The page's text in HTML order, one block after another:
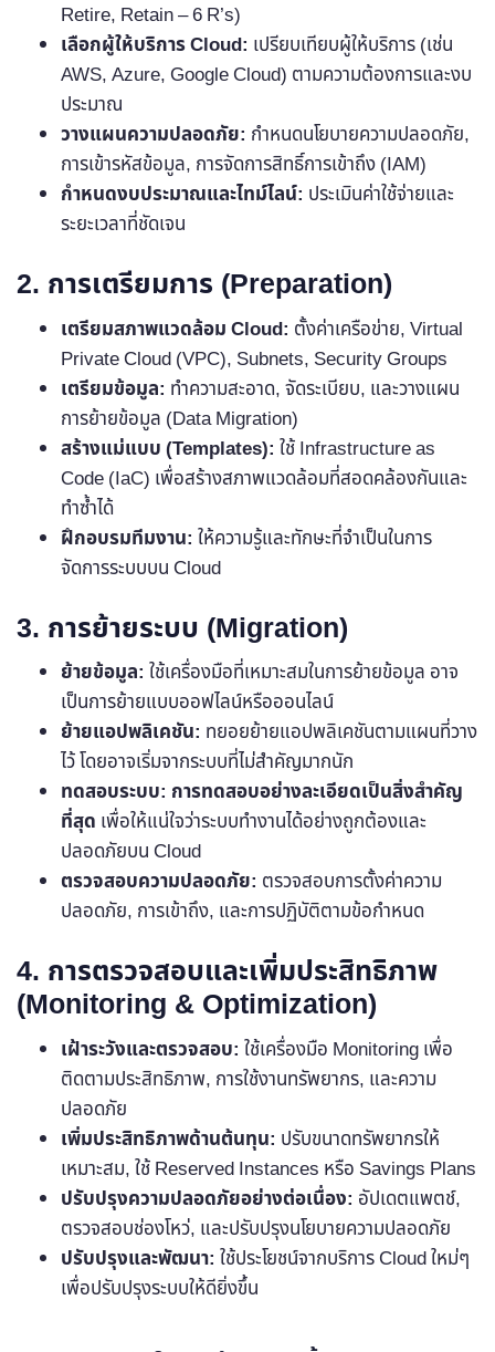
Retire, Retain – 6 R’s)
เลือกผู้ให้บริการ Cloud: เปรียบเทียบผู้ให้บริการ (เช่น
AWS, Azure, Google Cloud) ตามความต้องการและงบ
ประมาณ
วางแผนความปลอดภัย: กำหนดนโยบายความปลอดภัย,
การเข้ารหัสข้อมูล, การจัดการสิทธิ์การเข้าถึง (IAM)
กำหนดงบประมาณและไทม์ไลน์: ประเมินค่าใช้จ่ายและ
ระยะเวลาที่ชัดเจน
2. การเตรียมการ (Preparation)
เตรียมสภาพแวดล้อม Cloud: ตั้งค่าเครือข่าย, Virtual
Private Cloud (VPC), Subnets, Security Groups
เตรียมข้อมูล: ทำความสะอาด, จัดระเบียบ, และวางแผน
การย้ายข้อมูล (Data Migration)
สร้างแม่แบบ (Templates): ใช้ Infrastructure as
Code (IaC) เพื่อสร้างสภาพแวดล้อมที่สอดคล้องกันและ
ทำซ้ำได้
ฝึกอบรมทีมงาน: ให้ความรู้และทักษะที่จำเป็นในการ
จัดการระบบบน Cloud
3. การย้ายระบบ (Migration)
ย้ายข้อมูล: ใช้เครื่องมือที่เหมาะสมในการย้ายข้อมูล อาจ
เป็นการย้ายแบบออฟไลน์หรือออนไลน์
ย้ายแอปพลิเคชัน: ทยอยย้ายแอปพลิเคชันตามแผนที่วาง
ไว้ โดยอาจเริ่มจากระบบที่ไม่สำคัญมากนัก
ทดสอบระบบ: การทดสอบอย่างละเอียดเป็นสิ่งสำคัญ
ที่สุด เพื่อให้แน่ใจว่าระบบทำงานได้อย่างถูกต้องและ
ปลอดภัยบน Cloud
ตรวจสอบความปลอดภัย: ตรวจสอบการตั้งค่าความ
ปลอดภัย, การเข้าถึง, และการปฏิบัติตามข้อกำหนด
4. การตรวจสอบและเพิ่มประสิทธิภาพ
(Monitoring & Optimization)
เฝ้าระวังและตรวจสอบ: ใช้เครื่องมือ Monitoring เพื่อ
ติดตามประสิทธิภาพ, การใช้งานทรัพยากร, และความ
ปลอดภัย
เพิ่มประสิทธิภาพด้านต้นทุน: ปรับขนาดทรัพยากรให้
เหมาะสม, ใช้ Reserved Instances หรือ Savings Plans
ปรับปรุงความปลอดภัยอย่างต่อเนื่อง: อัปเดตแพตช์,
ตรวจสอบช่องโหว่, และปรับปรุงนโยบายความปลอดภัย
ปรับปรุงและพัฒนา: ใช้ประโยชน์จากบริการ Cloud ใหม่ๆ
เพื่อปรับปรุงระบบให้ดียิ่งขึ้น